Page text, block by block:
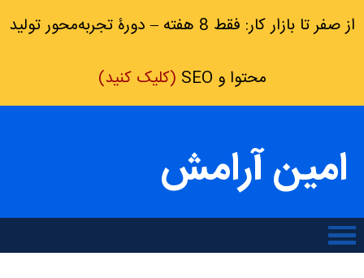
از صفر تا بازار کار: فقط 8 هفته – دورۀ تجربه‌محور تولید
محتوا و SEO (کلیک کنید)
امین آرامش